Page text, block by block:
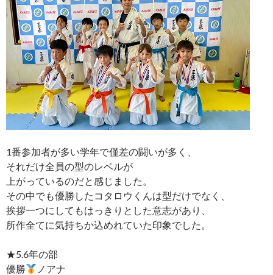
1番参加者が多い学年で僅差の闘いが多く、
それだけ全員の型のレベルが
上がっているのだと感じました。
その中でも優勝したコタロウくんは型だけでなく、
挨拶一つにしてもはっきりとした意志があり、
所作全てに気持ちか込めれていた印象でした。
★5.6年の部
優勝
ノアナ